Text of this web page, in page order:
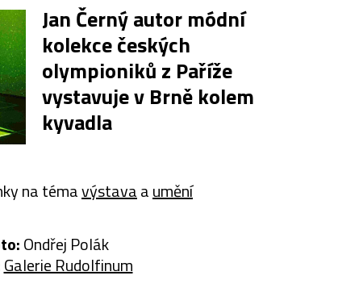
Jan Černý autor módní
kolekce českých
olympioniků z Paříže
vystavuje v Brně kolem
kyvadla
na témavýstavaaumění
Ondřej Polák
Galerie Rudolfinum